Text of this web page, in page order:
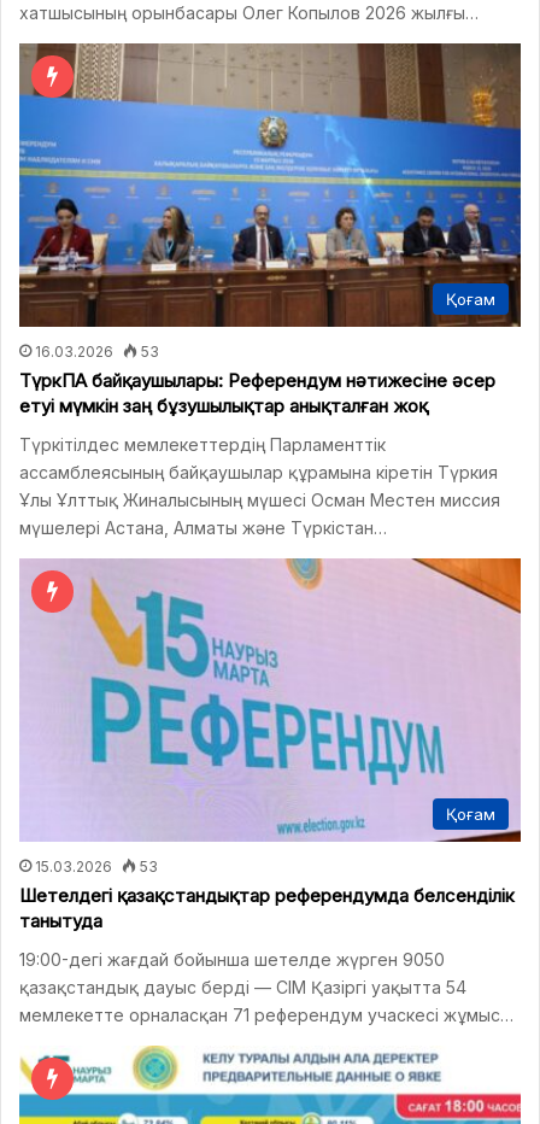
хатшысының орынбасары Олег Копылов 2026 жылғы…
Қоғам
16.03.2026 53
ТүркПА байқаушылары: Референдум нәтижесіне әсер
етуі мүмкін заң бұзушылықтар анықталған жоқ
Түркітілдес мемлекеттердің Парламенттік
ассамблеясының байқаушылар құрамына кіретін Түркия
Ұлы Ұлттық Жиналысының мүшесі Осман Местен миссия
мүшелері Астана, Алматы және Түркістан…
Қоғам
15.03.2026 53
Шетелдегі қазақстандықтар референдумда белсенділік
танытуда
19:00-дегі жағдай бойынша шетелде жүрген 9050
қазақстандық дауыс берді — СІМ Қазіргі уақытта 54
мемлекетте орналасқан 71 референдум учаскесі жұмыс…